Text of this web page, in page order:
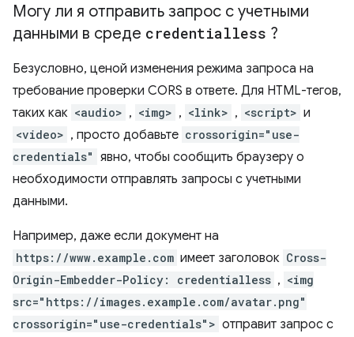
Могу ли я отправить запрос с учетными
данными в среде credentialless ?
Безусловно, ценой изменения режима запроса на
требование проверки CORS в ответе. Для HTML-тегов,
таких как <audio> , <img> , <link> , <script> и
<video> , просто добавьте crossorigin="use-
credentials" явно, чтобы сообщить браузеру о
необходимости отправлять запросы с учетными
данными.
Например, даже если документ на
https://www.example.com имеет заголовок Cross-
Origin-Embedder-Policy: credentialless , <img
src="https://images.example.com/avatar.png"
crossorigin="use-credentials"> отправит запрос с